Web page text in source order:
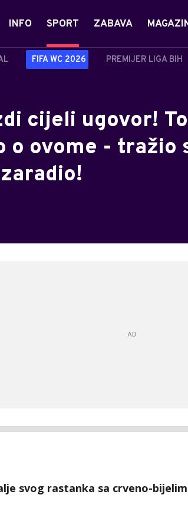
INFO SPORT
FIFA WC 2026 PREMIJER LIGA BIH
ZABAVA
cijeli ugovor!
o ovome - tražio
svog rastanka sa crveno-